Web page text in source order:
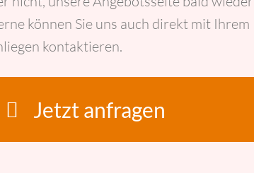
können Sie uns auch direkt mit Ihrem
kontaktieren.
Jetzt anfragen